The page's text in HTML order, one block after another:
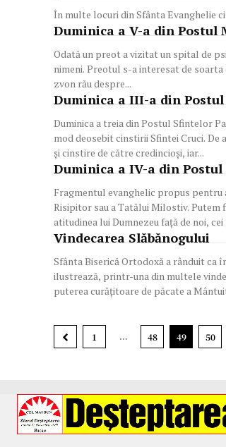
În multe locuri din Sfânta Evanghelie
Duminica a V-a din Postul
Odată un preot a vizitat un spital de
nimeni. Preotul s-a interesat de soarta
zvon rău despre...
Duminica a III-a din
Duminica a treia din Postul Sfintelor
mod deosebit cinstirii Sfintei Cruci. De
și cinstire de către credincioşi, iar...
Duminica a IV-a din Postul
Fragmentul evanghelic propus pentru
Risipitor sau a Tatălui Milostiv. Putem
atitudinea lui Dumnezeu față de noi,
Vindecarea Slăbănogului
Sfânta Biserică Ortodoxă a rânduit ca
ilustrează, printr-una din multele
puterea curăţitoare de păcate a
1 ... 48 49 50